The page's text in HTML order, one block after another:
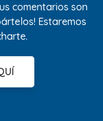
comentarios son
Estaremos